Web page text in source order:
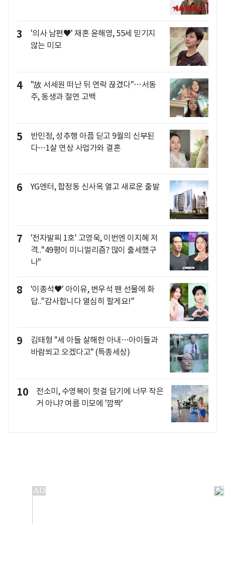
3
'의사 남편♥' 재혼 윤해영, 55세 믿기지
않는 미모
4
"故 서세원 떠난 뒤 연락 끊겼다"…서동
주, 동생과 절연 고백
5
반민정, 성추행 아픔 딛고 9월의 신부된
다…1살 연상 사업가와 결혼
6 YG엔터, 합정동 신사옥 열고 새로운 출발
7
'전자발찌 1호' 고영욱, 이번엔 이지혜 저
격.."49평이 미니멀리즘? 많이 출세했구
나"
8
'이종석♥' 아이유, 변우석 팬 선물에 화
답.."감사합니다 열심히 할게요!"
9
김태형 "세 아들 살해한 아내…아이들과
바람쐬고 오겠다고" (특종세상)
10
전소미, 수영복이 핫걸 담기에 너무 작은
거 아냐? 여름 미모에 '깜짝'